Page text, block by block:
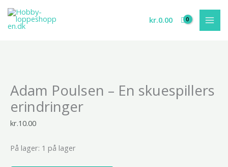
indholdet
kr.0.00
Adam Poulsen – En skuespillers
erindringer
kr.10.00
På lager: 1 på lager
Poulsen
-
En
skuespillers
antal